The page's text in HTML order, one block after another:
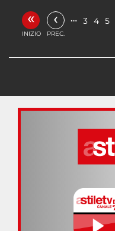
«
INIZIO
‹
PREC.
… 3 4 5